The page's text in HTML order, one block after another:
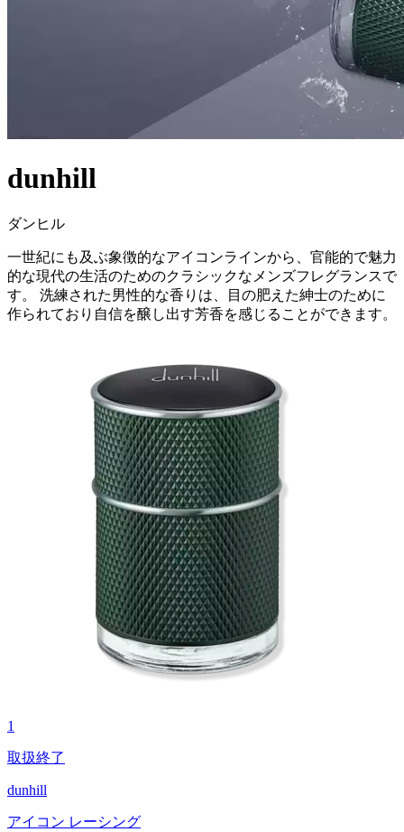
dunhill
ダンヒル
一世紀にも及ぶ象徴的なアイコンラインから、官能的で魅力
的な現代の生活のためのクラシックなメンズフレグランスで
す。 洗練された男性的な香りは、目の肥えた紳士のために
作られており自信を醸し出す芳香を感じることができます。
1
取扱終了
dunhill
アイコン レーシング